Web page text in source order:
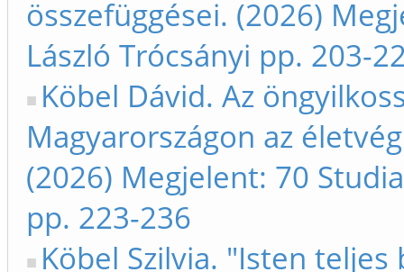
összefüggései. (2026)
László Trócsányi pp. 203-
Köbel Dávid. Az
Magyarországon az
(2026) Megjelent: 70
pp. 223-236
Köbel Szilvia. "Isten